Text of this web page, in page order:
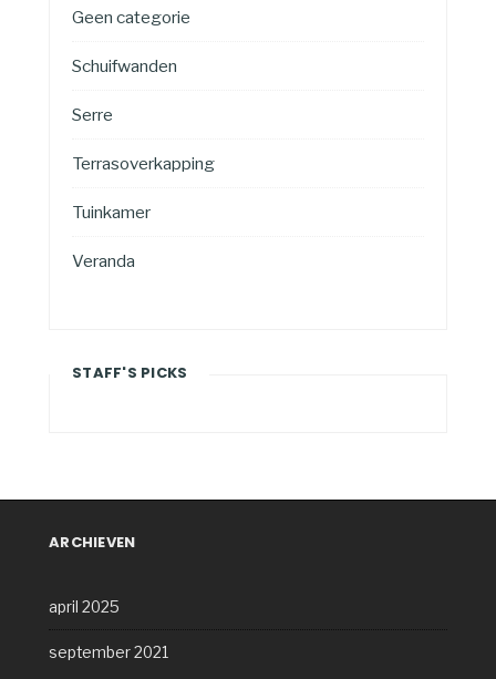
Geen categorie
Schuifwanden
Serre
Terrasoverkapping
Tuinkamer
Veranda
STAFF'S PICKS
ARCHIEVEN
april 2025
september 2021